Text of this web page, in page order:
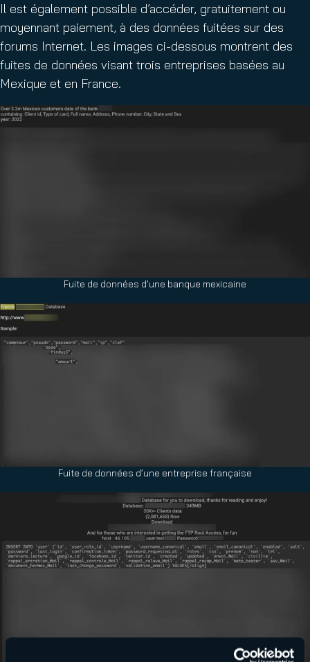
Il est également possible d’accéder, gratuitement ou
moyennant paiement, à des données fuitées sur des
forums Internet. Les images ci-dessous montrent des
fuites de données visant trois entreprises basées au
Mexique et en France.
Fuite de données d’une banque mexicaine
Fuite de données d’une entreprise française